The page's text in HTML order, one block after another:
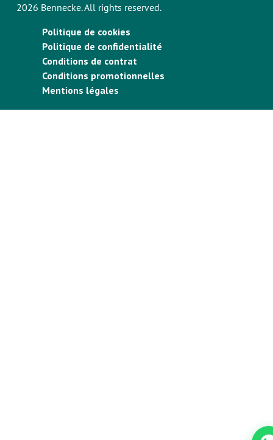
2026 Bennecke. All rights reserved.
Politique de cookies
Politique de confidentialité
Conditions de contrat
Conditions promotionnelles
Mentions légales